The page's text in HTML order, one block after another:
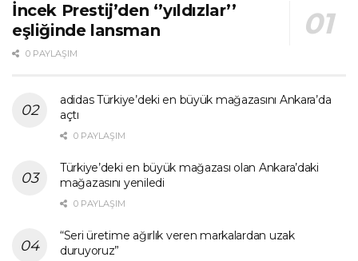
İncek Prestij’den ‘’yıldızlar’’
eşliğinde lansman
0 PAYLAŞIM
adidas Türkiye’deki en büyük mağazasını Ankara’da
açtı
0 PAYLAŞIM
Türkiye’deki en büyük mağazası olan Ankara’daki
mağazasını yeniledi
0 PAYLAŞIM
“Seri üretime ağırlık veren markalardan uzak
duruyoruz”